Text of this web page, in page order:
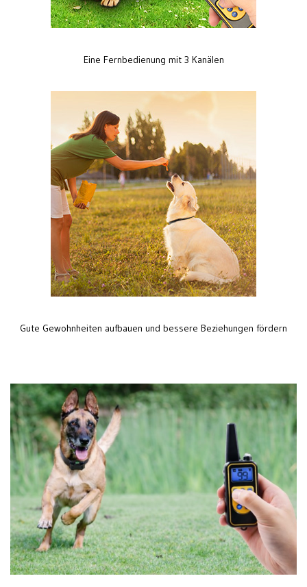
Eine Fernbedienung mit 3 Kanälen
Gute Gewohnheiten aufbauen und bessere Beziehungen fördern